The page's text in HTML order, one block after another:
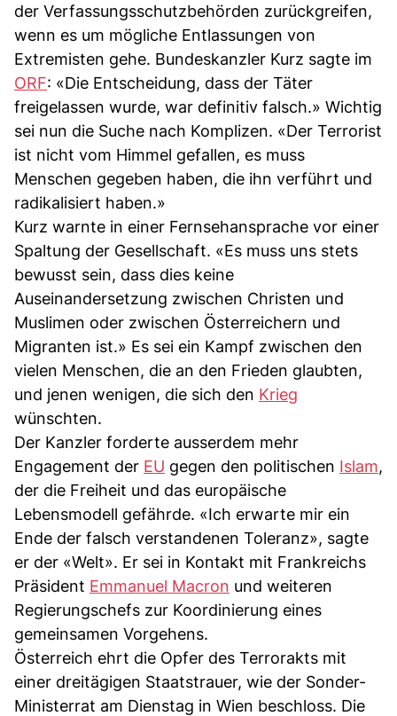
der Verfassungsschutzbehörden zurückgreifen,
wenn es um mögliche Entlassungen von
Extremisten gehe. Bundeskanzler Kurz sagte im
ORF: «Die Entscheidung, dass der Täter
freigelassen wurde, war definitiv falsch.» Wichtig
sei nun die Suche nach Komplizen. «Der Terrorist
ist nicht vom Himmel gefallen, es muss
Menschen gegeben haben, die ihn verführt und
radikalisiert haben.»
Kurz warnte in einer Fernsehansprache vor einer
Spaltung der Gesellschaft. «Es muss uns stets
bewusst sein, dass dies keine
Auseinandersetzung zwischen Christen und
Muslimen oder zwischen Österreichern und
Migranten ist.» Es sei ein Kampf zwischen den
vielen Menschen, die an den Frieden glaubten,
und jenen wenigen, die sich den Krieg
wünschten.
Der Kanzler forderte ausserdem mehr
Engagement der EU gegen den politischen Islam,
der die Freiheit und das europäische
Lebensmodell gefährde. «Ich erwarte mir ein
Ende der falsch verstandenen Toleranz», sagte
er der «Welt». Er sei in Kontakt mit Frankreichs
Präsident Emmanuel Macron und weiteren
Regierungschefs zur Koordinierung eines
gemeinsamen Vorgehens.
Österreich ehrt die Opfer des Terrorakts mit
einer dreitägigen Staatstrauer, wie der Sonder-
Ministerrat am Dienstag in Wien beschloss. Die